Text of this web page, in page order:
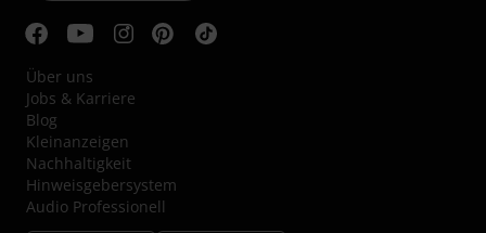
Über uns
Jobs & Karriere
Blog
Kleinanzeigen
Nachhaltigkeit
Hinweisgebersystem
Audio Professionell